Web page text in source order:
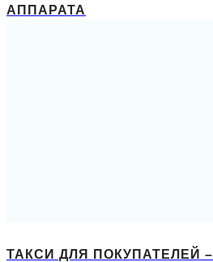
АППАРАТА
ТАКСИ ДЛЯ ПОКУПАТЕЛЕЙ –